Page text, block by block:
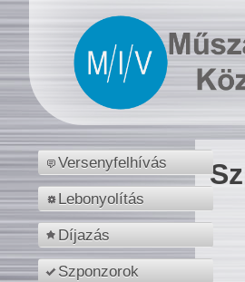
Versenyfelhívás
Lebonyolítás
Díjazás
Szponzorok